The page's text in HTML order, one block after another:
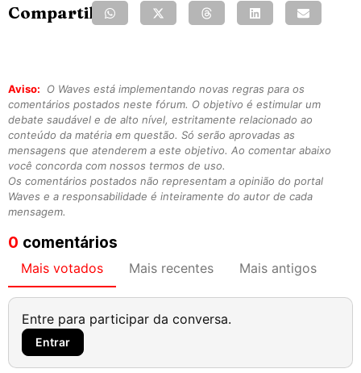
Compartilhe:
Aviso:
O Waves está implementando novas regras para os
comentários postados neste fórum. O objetivo é estimular um
debate saudável e de alto nível, estritamente relacionado ao
conteúdo da matéria em questão. Só serão aprovadas as
mensagens que atenderem a este objetivo. Ao comentar abaixo
você concorda com nossos termos de uso.
Os comentários postados não representam a opinião do portal
Waves e a responsabilidade é inteiramente do autor de cada
mensagem.
0 comentários
Mais votados Mais recentes Mais antigos
Entre para participar da conversa.
Entrar